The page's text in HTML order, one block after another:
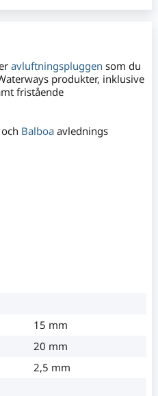
avluftningspluggen som du
produkter, inklusive
fristående
och Balboa avlednings
15 mm
20 mm
2,5 mm